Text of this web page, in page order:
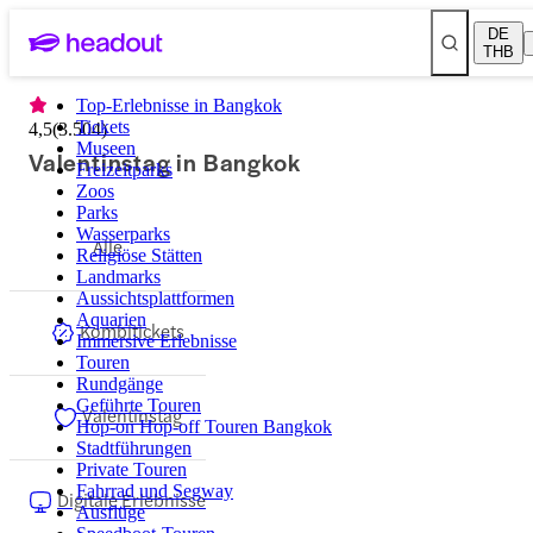
DE
THB
Top-Erlebnisse in Bangkok
Tickets
Museen
Freizeitparks
Zoos
Parks
Wasserparks
Religiöse Stätten
Landmarks
Aussichtsplattformen
Aquarien
Immersive Erlebnisse
Touren
Rundgänge
Geführte Touren
Hop-on Hop-off Touren Bangkok
Stadtführungen
Private Touren
Fahrrad und Segway
Ausflüge
4,5(3.504)
Valentinstag in Bangkok
Alle
Kombitickets
Valentinstag
Digitale Erlebnisse